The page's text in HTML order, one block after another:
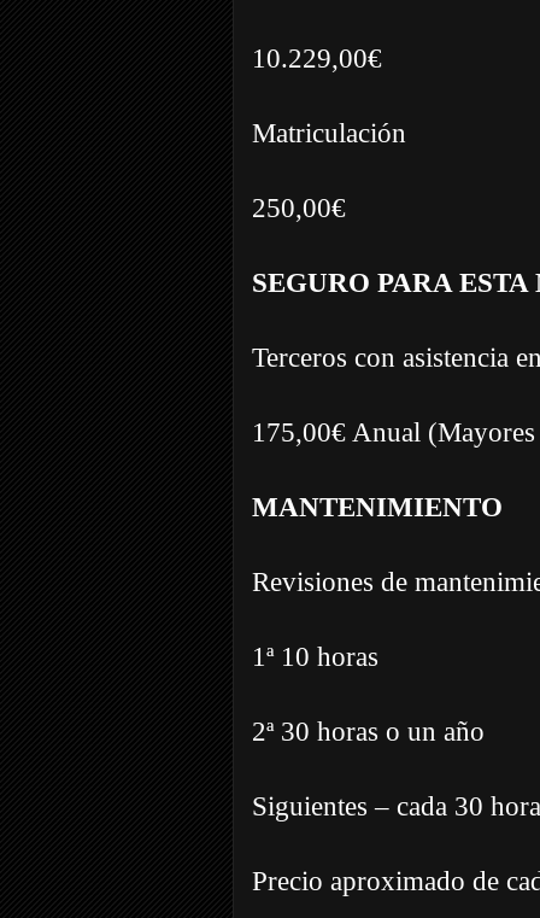
10.229,00€
Matriculación
250,00€
SEGURO PARA
Terceros con asistencia
175,00€ Anual
MANTENIMIENTO
Revisiones de
1ª 10 horas
2ª 30 horas o un año
Siguientes – cada 30
Precio aproximado de